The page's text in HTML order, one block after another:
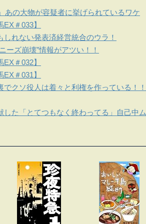
あの大物が容疑者に挙げられているワケ
＃033】
れない発表済経営統合のウラ！
ーズ崩壊”情報がアツい！！
＃032】
＃031】
クソ役人は着々と利権を作っている！！
た「とてつもなく終わってる」自己中ム